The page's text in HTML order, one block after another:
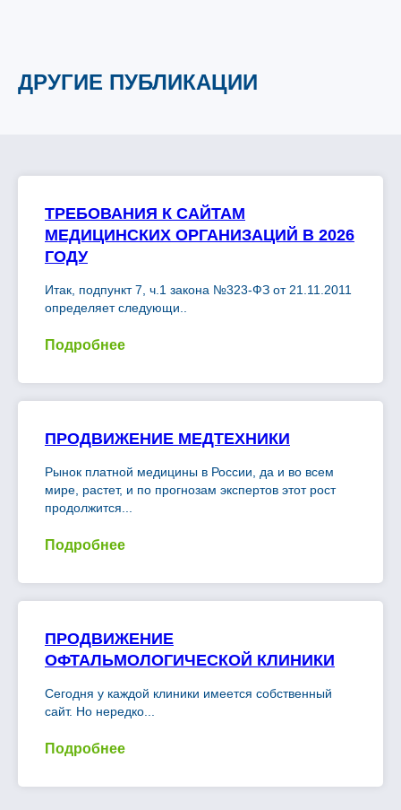
ДРУГИЕ ПУБЛИКАЦИИ
ТРЕБОВАНИЯ К САЙТАМ
МЕДИЦИНСКИХ ОРГАНИЗАЦИЙ В 2026
ГОДУ
Итак, подпункт 7, ч.1 закона №323-ФЗ от 21.11.2011
определяет следующи..
Подробнее
ПРОДВИЖЕНИЕ МЕДТЕХНИКИ
Рынок платной медицины в России, да и во всем
мире, растет, и по прогнозам экспертов этот рост
продолжится...
Подробнее
ПРОДВИЖЕНИЕ
ОФТАЛЬМОЛОГИЧЕСКОЙ КЛИНИКИ
Сегодня у каждой клиники имеется собственный
сайт. Но нередко...
Подробнее